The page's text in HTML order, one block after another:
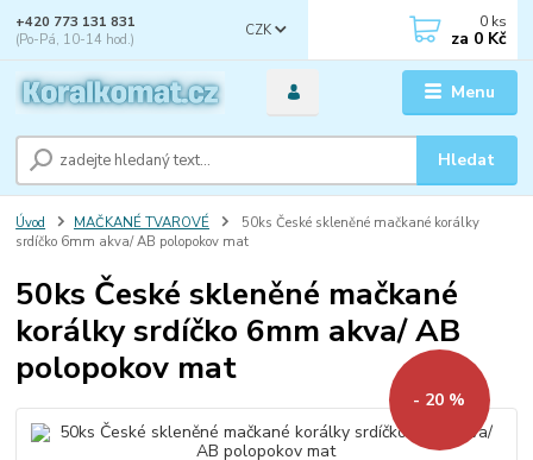
Menu
CZK
Hledat
+420 773 131 831
(Po-Pá, 10-14 hod.)
0 ks
za 0 Kč
Úvod MAČKANÉ TVAROVÉ
50ks České skleněné mačkané korálky
srdíčko 6mm akva/ AB polopokov mat
50ks České skleněné mačkané
korálky srdíčko 6mm akva/ AB
polopokov mat
- 20 %